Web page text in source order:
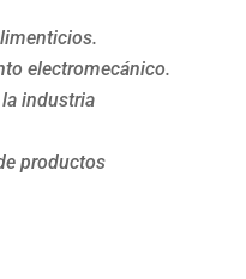
electromecánico.
industria
productos